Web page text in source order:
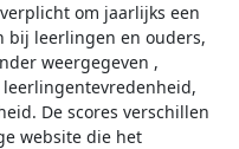
om jaarlijks een
bij leerlingen en ouders,
weergegeven ,
De scores verschillen
website die het